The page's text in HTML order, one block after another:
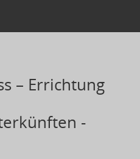
– Errichtung
-